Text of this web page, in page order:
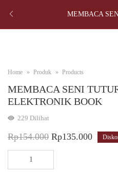
MEMBACA
Home Produk Products
MEMBACA SENI
ELEKTRONIK BOOK
229 Dilihat
Rp154.000 Original
price
was:
Rp135.000
MEMBACA
SENI